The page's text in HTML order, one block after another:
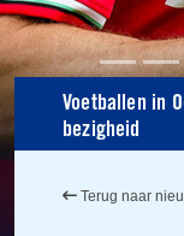
Voetballen in
bezigheid
Terug naar